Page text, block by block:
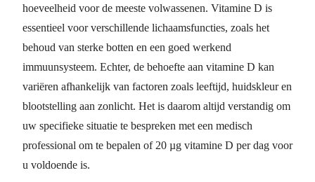
hoeveelheid voor de meeste volwassenen. Vitamine D is
essentieel voor verschillende lichaamsfuncties, zoals het
behoud van sterke botten en een goed werkend
immuunsysteem. Echter, de behoefte aan vitamine D kan
variëren afhankelijk van factoren zoals leeftijd, huidskleur en
blootstelling aan zonlicht. Het is daarom altijd verstandig om
uw specifieke situatie te bespreken met een medisch
professional om te bepalen of 20 µg vitamine D per dag voor
u voldoende is.